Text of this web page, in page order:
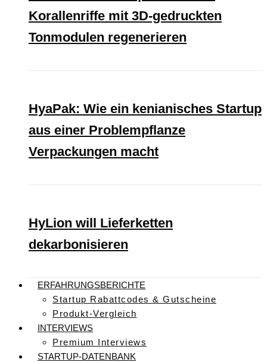
Korallenriffe mit 3D-gedruckten
Tonmodulen regenerieren
HyaPak: Wie ein kenianisches Startup
aus einer Problempflanze
Verpackungen macht
HyLion will Lieferketten
dekarbonisieren
ERFAHRUNGSBERICHTE
Startup Rabattcodes & Gutscheine
Produkt-Vergleich
INTERVIEWS
Premium Interviews
STARTUP-DATENBANK